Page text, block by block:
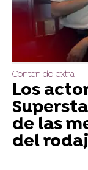
Contenido extra
Los
de las
del